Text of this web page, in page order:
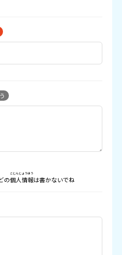
の個人情報
こじんじょうほう
は書かないでね